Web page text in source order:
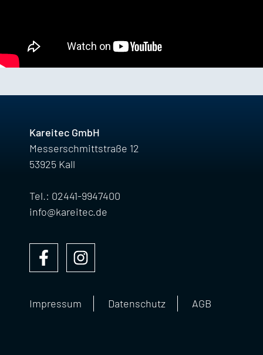
Kareitec GmbH
Messerschmittstraße 12
53925 Kall
Tel.: 02441-9947400
info@kareitec.de
Impressum Datenschutz AGB